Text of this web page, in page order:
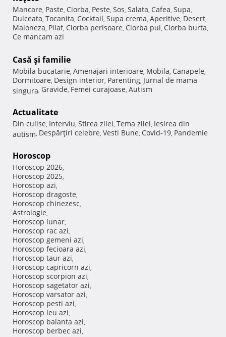
Mancare, Paste, Ciorba, Peste, Sos, Salata, Cafea, Supa,
Dulceata, Tocanita, Cocktail, Supa crema, Aperitive, Desert,
Maioneza, Pilaf, Ciorba perisoare, Ciorba pui, Ciorba burta,
Ce mancam azi
Casă şi familie
Mobila bucatarie, Amenajari interioare, Mobila, Canapele,
Dormitoare, Design interior, Parenting, Jurnal de mama
singura, Gravide, Femei curajoase, Autism
Actualitate
Din culise, Interviu, Stirea zilei, Tema zilei, Iesirea din
autism, Despărţiri celebre, Vesti Bune, Covid-19, Pandemie
Horoscop
Horoscop 2026,
Horoscop 2025,
Horoscop azi,
Horoscop dragoste,
Horoscop chinezesc,
Astrologie,
Horoscop lunar,
Horoscop rac azi,
Horoscop gemeni azi,
Horoscop fecioara azi,
Horoscop taur azi,
Horoscop capricorn azi,
Horoscop scorpion azi,
Horoscop sagetator azi,
Horoscop varsator azi,
Horoscop pesti azi,
Horoscop leu azi,
Horoscop balanta azi,
Horoscop berbec azi,